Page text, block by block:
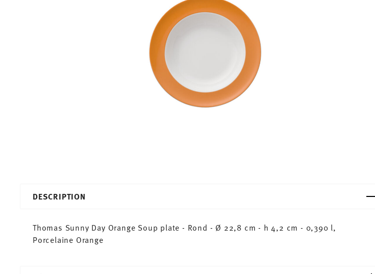
DESCRIPTION
Thomas Sunny Day Orange Soup plate - Rond - Ø 22,8 cm - h 4,2 cm - 0,390 l,
Porcelaine Orange